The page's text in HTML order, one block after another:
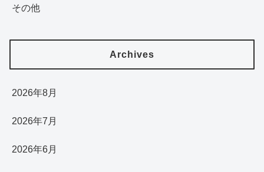
その他
Archives
2026年8月
2026年7月
2026年6月